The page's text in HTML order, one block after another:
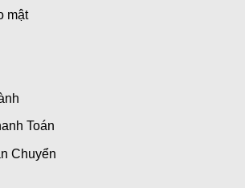
mật
Toán
Chuyển